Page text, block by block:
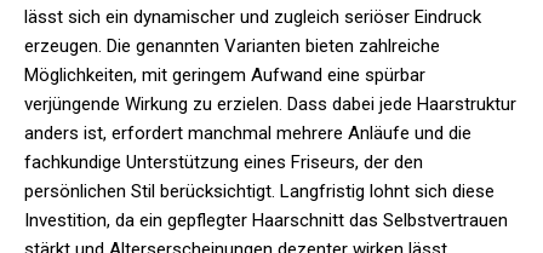
lässt sich ein dynamischer und zugleich seriöser Eindruck
erzeugen. Die genannten Varianten bieten zahlreiche
Möglichkeiten, mit geringem Aufwand eine spürbar
verjüngende Wirkung zu erzielen. Dass dabei jede Haarstruktur
anders ist, erfordert manchmal mehrere Anläufe und die
fachkundige Unterstützung eines Friseurs, der den
persönlichen Stil berücksichtigt. Langfristig lohnt sich diese
Investition, da ein gepflegter Haarschnitt das Selbstvertrauen